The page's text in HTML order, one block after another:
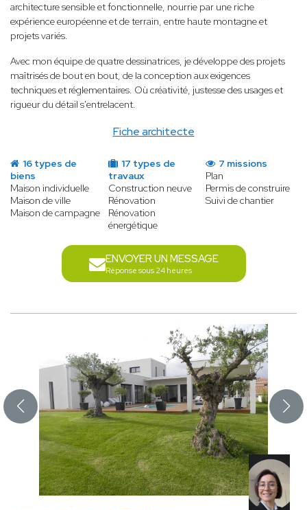
Fiche architecte
architecture sensible et fonctionnelle, nourrie par une riche
expérience européenne et de terrain, entre haute montagne et
projets variés.
Avec mon équipe de quatre dessinatrices, je développe des projets
maîtrisés de bout en bout, de la conception aux exigences
techniques et réglementaires. Où créativité, justesse des usages et
rigueur du détail s'entrelacent.
16 types de
biens
Maison individuelle
Maison de ville
Maison de campagne
17 types de
travaux
Construction neuve
Rénovation
Rénovation
énergétique
7 missions
Plan
Permis de construire
Suivi de chantier
ENVOYER UN MESSAGE
Réponse sous 24 heures